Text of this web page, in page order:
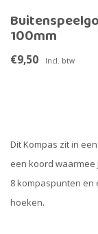
100mm
€9,50 Incl. btw
Dit Kompas zit in
een koord
8 kompaspunten en
hoeken.